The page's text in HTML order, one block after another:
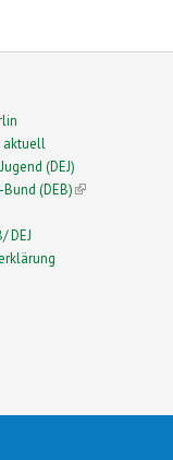
aktuell
(DEJ)
(DEB)(link is external)
DEJ